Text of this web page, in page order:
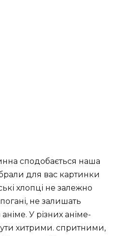
сподобається наша
для вас картинки
хлопці не залежно
не залишать
У різних аніме-
хитрими. спритними,